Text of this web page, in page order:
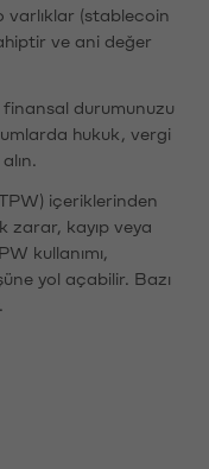
varlıklar (stablecoin
ve ani değer
durumunuzu
hukuk, vergi
içeriklerinden
zarar, kayıp veya
kullanımı,
yol açabilir. Bazı